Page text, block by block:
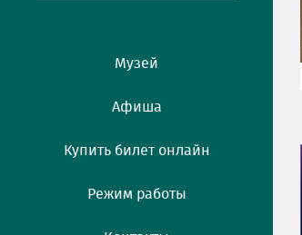
Музей
Афиша
Купить билет онлайн
Режим работы